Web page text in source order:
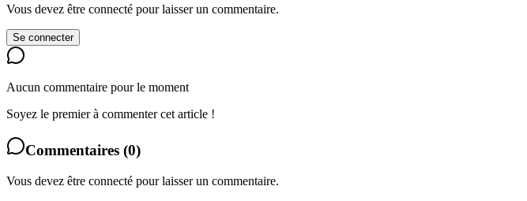
Vous devez être connecté pour laisser un commentaire.
Se connecter
Aucun commentaire pour le moment
Soyez le premier à commenter cet article !
Commentaires (0)
Vous devez être connecté pour laisser un commentaire.